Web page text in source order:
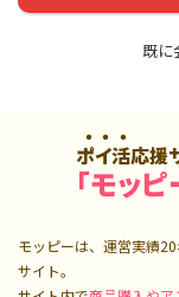
既に
ポイ活応援
「モッピ
モッピーは、運営実績
サイト。